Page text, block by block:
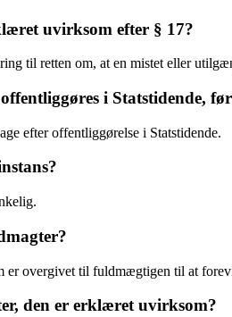
uvirksom efter § 17?
til retten om, at en mistet eller
i Statstidende,
efter offentliggørelse i Statstidende.
er overgivet til fuldmægtigen til at
den er erklæret uvirksom?